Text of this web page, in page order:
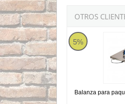
OTROS
5%
Balanza para
Balanza para